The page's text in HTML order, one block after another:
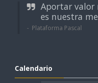
Aportar valor
es nuestra
Plataforma Pascal
Calendario